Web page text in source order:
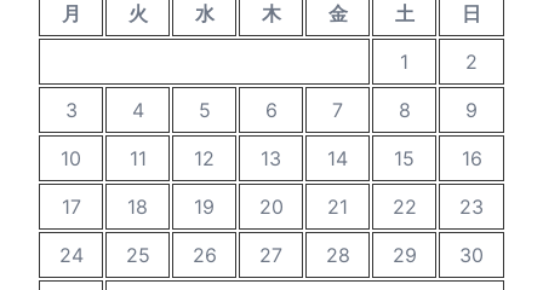
月 火 水 木 金 土
日
1
2
3
4 5 6 7 8
9
10
11 12 13 14 15
16
17
18 19 20 21 22
23
24
25 26 27 28 29
30